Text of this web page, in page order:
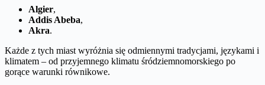
Algier,
Addis Abeba,
Akra.
Każde z tych miast wyróżnia się odmiennymi tradycjami, językami i
klimatem – od przyjemnego klimatu śródziemnomorskiego po
gorące warunki równikowe.